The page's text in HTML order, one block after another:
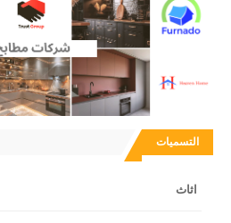
التسميات
اثاث